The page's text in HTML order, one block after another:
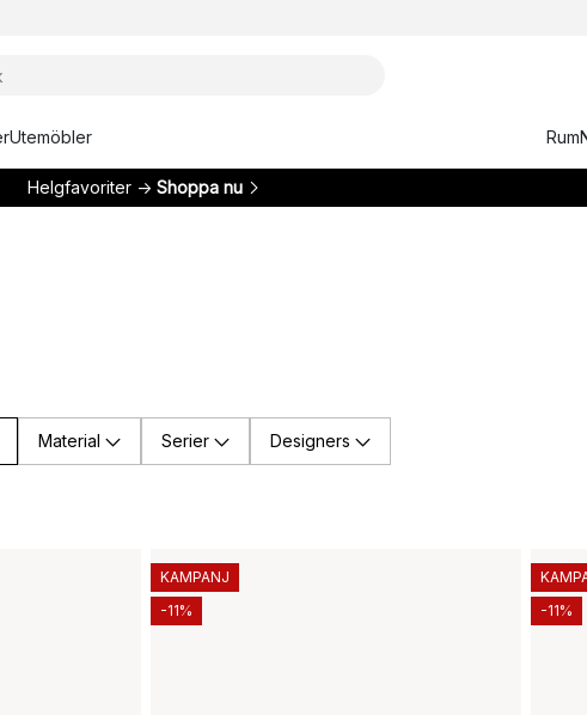
Utemöbler Rum
Helgfavoriter → Shoppa nu
Material Serier Designers
KAMPANJ
-11%
-11%